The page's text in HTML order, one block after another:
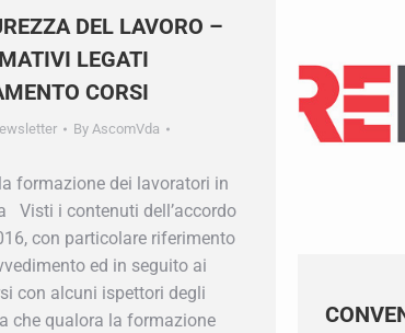
DEL LAVORO –
LEGATI
CORSI
By AscomVda
formazione dei lavoratori in
Visti i contenuti dell’accordo
con particolare riferimento
ed in seguito ai
con alcuni ispettori degli
che qualora la formazione
e le agevolazioni che Confcommercio
Iscriviti